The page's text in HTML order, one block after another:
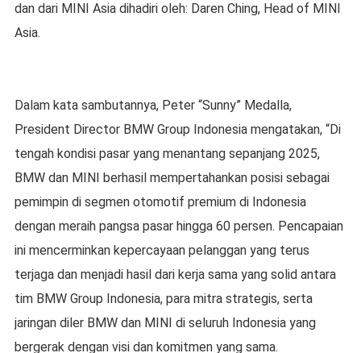
dan dari MINI Asia dihadiri oleh: Daren Ching, Head of MINI
Asia.
Dalam kata sambutannya, Peter “Sunny” Medalla,
President Director BMW Group Indonesia mengatakan, “Di
tengah kondisi pasar yang menantang sepanjang 2025,
BMW dan MINI berhasil mempertahankan posisi sebagai
pemimpin di segmen otomotif premium di Indonesia
dengan meraih pangsa pasar hingga 60 persen. Pencapaian
ini mencerminkan kepercayaan pelanggan yang terus
terjaga dan menjadi hasil dari kerja sama yang solid antara
tim BMW Group Indonesia, para mitra strategis, serta
jaringan diler BMW dan MINI di seluruh Indonesia yang
bergerak dengan visi dan komitmen yang sama.